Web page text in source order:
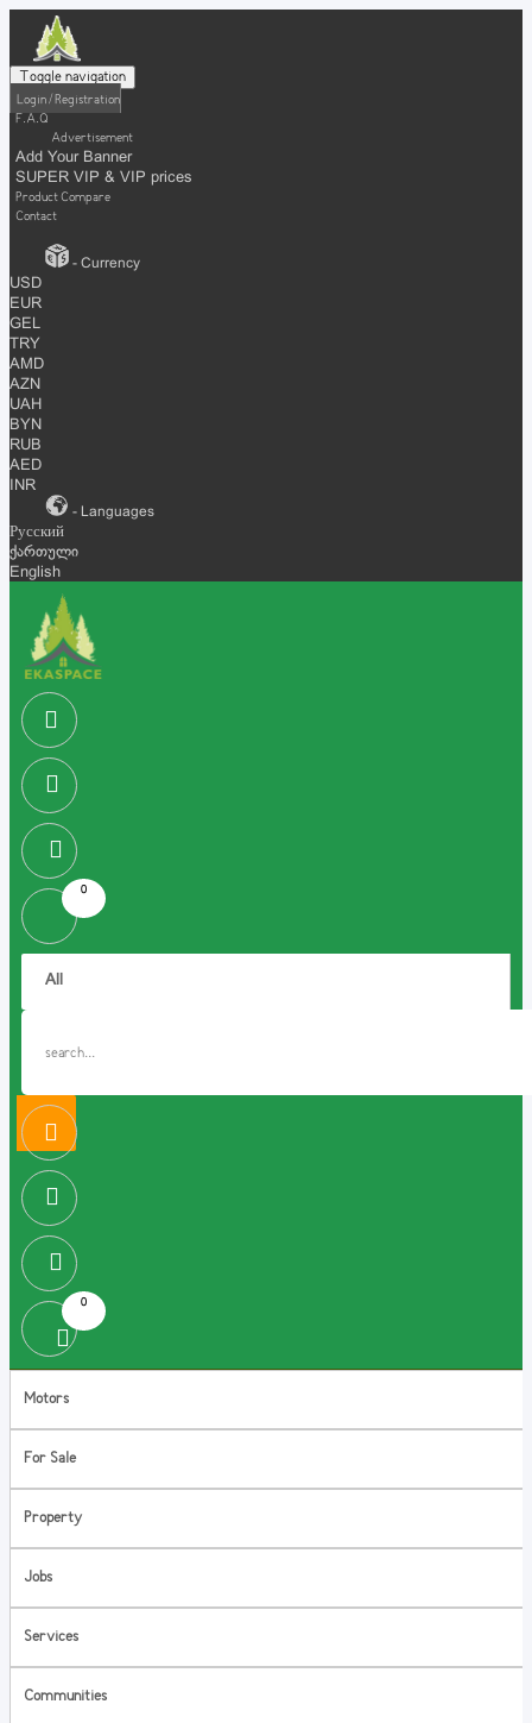
Toggle navigation
Login / Registration
F.A.Q
Advertisement
Add Your Banner
SUPER VIP & VIP prices
Product Compare
Contact
- Currency
USD
EUR
GEL
TRY
AMD
AZN
UAH
BYN
RUB
AED
INR
- Languages
Русский
ქართული
English
0
0
Motors
For Sale
Property
Jobs
Services
Communities